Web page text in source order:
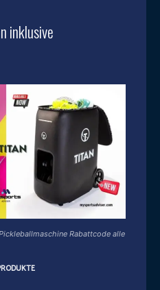
inklusive
Rabattcode alle